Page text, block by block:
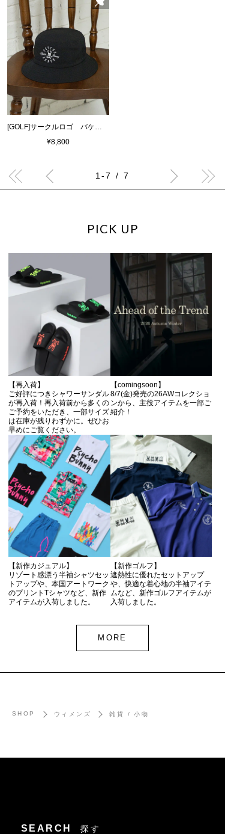
¥8,800
1-7 / 7
PICK UP
【再入荷】
ご好評につきシャワーサンダル
が再入荷！再入荷前から多くの
ご予約をいただき、一部サイズ
は在庫が残りわずかに。ぜひお
早めにご覧ください。
【comingsoon】
8/7(金)発売の26AWコレクショ
ンから、主役アイテムを一部ご
紹介！
【新作カジュアル】
リゾート感漂う半袖シャツセッ
トアップや、本国アートワーク
のプリントTシャツなど、新作
アイテムが入荷しました。
【新作ゴルフ】
遮熱性に優れたセットアップ
や、快適な着心地の半袖アイテ
ムなど、新作ゴルフアイテムが
入荷しました。
MORE
SHOP ウィメンズ 雑貨 / 小物
SEARCH 探す